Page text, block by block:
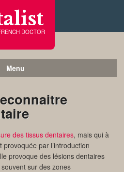
DOCTOR
Menu
des tissus dentaires, mais qui à
provoquée par l’introduction
provoque des lésions dentaires
sur des zones